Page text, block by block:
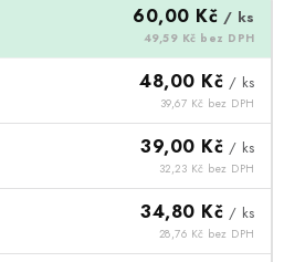
60,00 Kč / ks
49,59 Kč bez DPH
48,00 Kč / ks
39,67 Kč bez DPH
39,00 Kč / ks
32,23 Kč bez DPH
34,80 Kč / ks
28,76 Kč bez DPH